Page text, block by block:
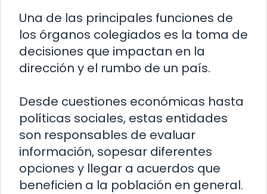
Una de las principales funciones de
los órganos colegiados es la toma de
decisiones que impactan en la
dirección y el rumbo de un país.
Desde cuestiones económicas hasta
políticas sociales, estas entidades
son responsables de evaluar
información, sopesar diferentes
opciones y llegar a acuerdos que
beneficien a la población en general.